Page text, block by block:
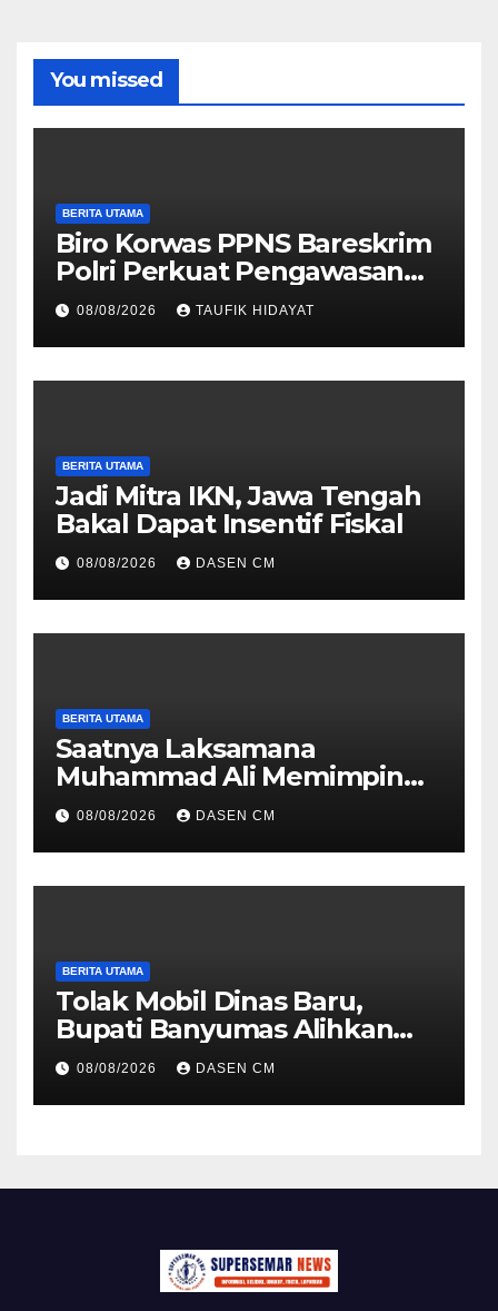
You missed
BERITA UTAMA
Biro Korwas PPNS Bareskrim
Polri Perkuat Pengawasan
untuk Dorong Penegakan
Hukum yang Profesional
08/08/2026 TAUFIK HIDAYAT
BERITA UTAMA
Jadi Mitra IKN, Jawa Tengah
Bakal Dapat Insentif Fiskal
08/08/2026 DASEN CM
BERITA UTAMA
Saatnya Laksamana
Muhammad Ali Memimpin
TNI: Menjaga Keseimbangan
Politik dan Soliditas
Antarmatra
08/08/2026 DASEN CM
BERITA UTAMA
Tolak Mobil Dinas Baru,
Bupati Banyumas Alihkan
Anggaran Rp 1,7 Miliar untuk
90 Motor Listrik
08/08/2026 DASEN CM